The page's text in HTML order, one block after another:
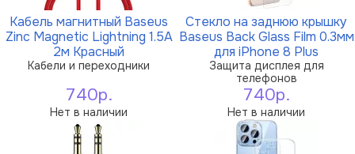
Кабель магнитный Baseus
Zinc Magnetic Lightning 1.5A
2м Красный
Кабели и переходники
740р.
Нет в наличии
Стекло на заднюю крышку
Baseus Back Glass Film 0.3мм
для iPhone 8 Plus
Защита дисплея для
телефонов
740р.
Нет в наличии